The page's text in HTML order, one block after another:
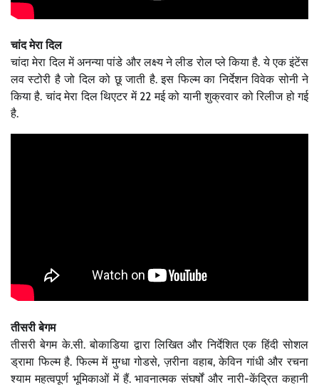
चांद मेरा दिल
चांदा मेरा दिल में अनन्या पांडे और लक्ष्य ने लीड रोल प्ले किया है. ये एक इंटेंस
लव स्टोरी है जो दिल को छू जाती है. इस फिल्म का निर्देशन विवेक सोनी ने
किया है. चांद मेरा दिल थिएटर में 22 मई को यानी शुक्रवार को रिलीज हो गई
है.
तीसरी बेगम
तीसरी बेगम के.सी. बोकाडिया द्वारा लिखित और निर्देशित एक हिंदी सोशल
ड्रामा फिल्म है. फिल्म में मुग्धा गोडसे, ज़रीना वहाब, केविन गांधी और रचना
श्याम महत्वपूर्ण भूमिकाओं में हैं. भावनात्मक संघर्षों और नारी-केंद्रित कहानी